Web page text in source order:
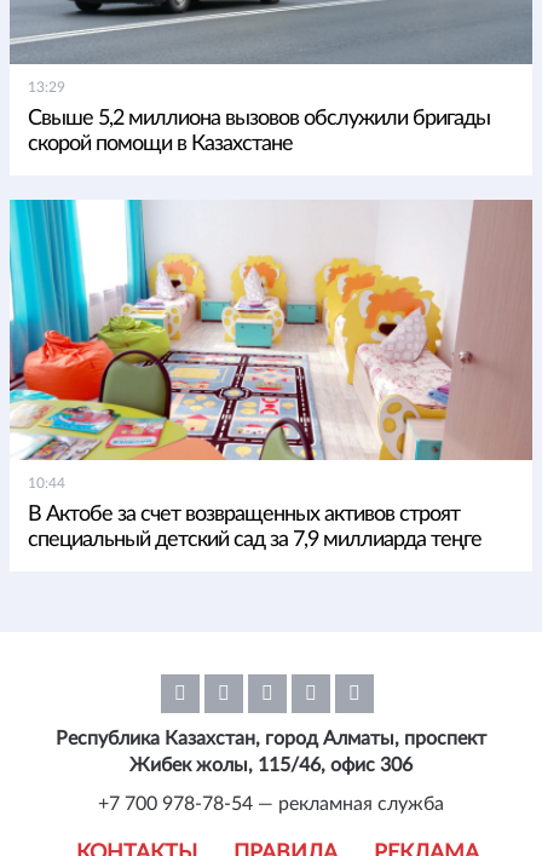
13:29
Свыше 5,2 миллиона вызовов обслужили бригады
скорой помощи в Казахстане
10:44
В Актобе за счет возвращенных активов строят
специальный детский сад за 7,9 миллиарда теңге
Республика Казахстан, город Алматы, проспект
Жибек жолы, 115/46, офис 306
+7 700 978-78-54 — рекламная служба